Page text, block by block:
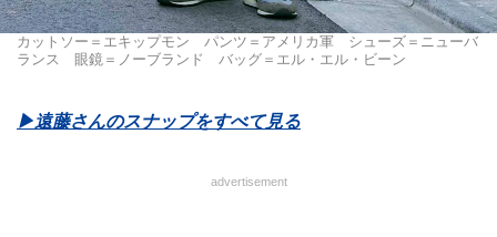
カットソー＝エキップモン パンツ＝アメリカ軍 シューズ＝ニューバ
ランス 眼鏡＝ノーブランド バッグ＝エル・エル・ビーン
▶︎遠藤さんのスナップをすべて見る
advertisement